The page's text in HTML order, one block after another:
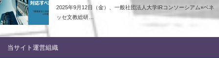
2025年9月12日（金）、一般社団法人大学IRコンソーシアム×ベネ
ッセ文教総研…
当サイト運営組織